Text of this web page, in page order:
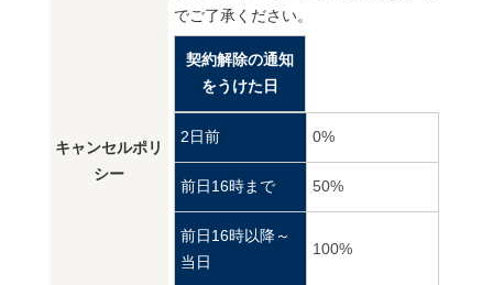
キャンセルポリ
シー
でご了承ください。
契約解除の通知
をうけた日
2日前 0%
前日16時まで 50%
前日16時以降～
当日
100%